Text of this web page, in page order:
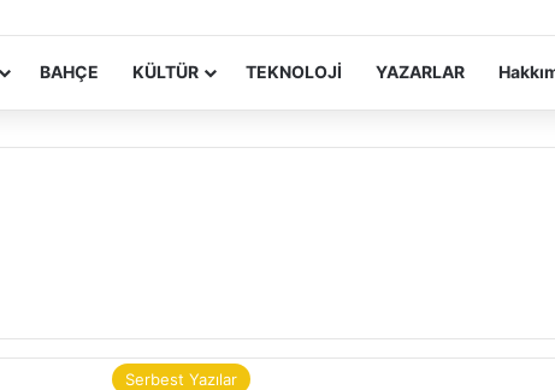
BAHÇE KÜLTÜR TEKNOLOJİ YAZARLAR
Serbest Yazılar